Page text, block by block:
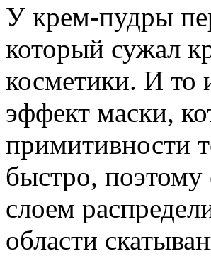
У крем-пудры
который сужал
косметики. И то
эффект маски,
примитивности
быстро,
слоем
области